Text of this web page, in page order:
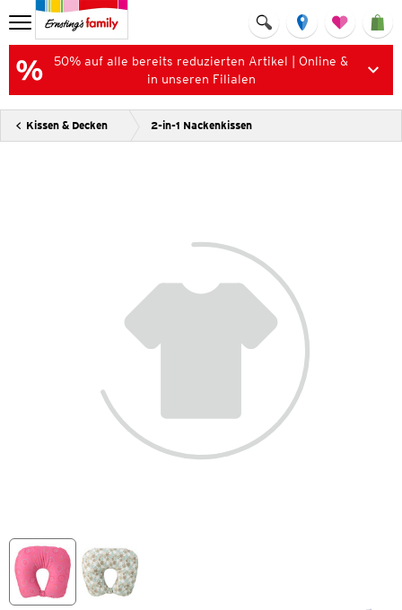
50% auf alle bereits reduzierten Artikel | Online &
in unseren Filialen
Kissen & Decken 2-in-1 Nackenkissen